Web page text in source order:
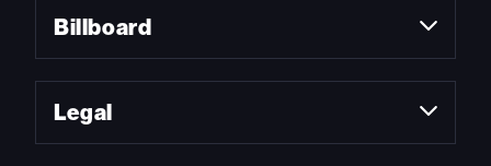
Billboard
Legal